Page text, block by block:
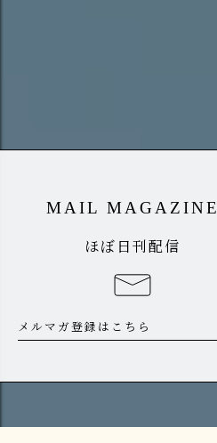
MAIL MAGAZINE
ほぼ日刊配信
メルマガ登録はこちら